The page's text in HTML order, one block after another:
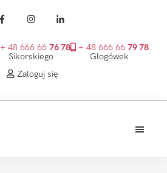
+ 48 666 66 76 78
Sikorskiego
+ 48 666 66 79 78
Głogówek
Zaloguj się